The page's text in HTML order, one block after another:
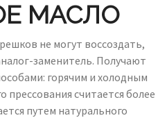
МАСЛО
не могут воссоздать,
заменитель. Получают
горячим и холодным
прессования считается более
путем натурального